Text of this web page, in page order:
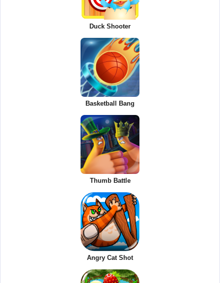
Duck Shooter
Basketball Bang
Thumb Battle
Angry Cat Shot